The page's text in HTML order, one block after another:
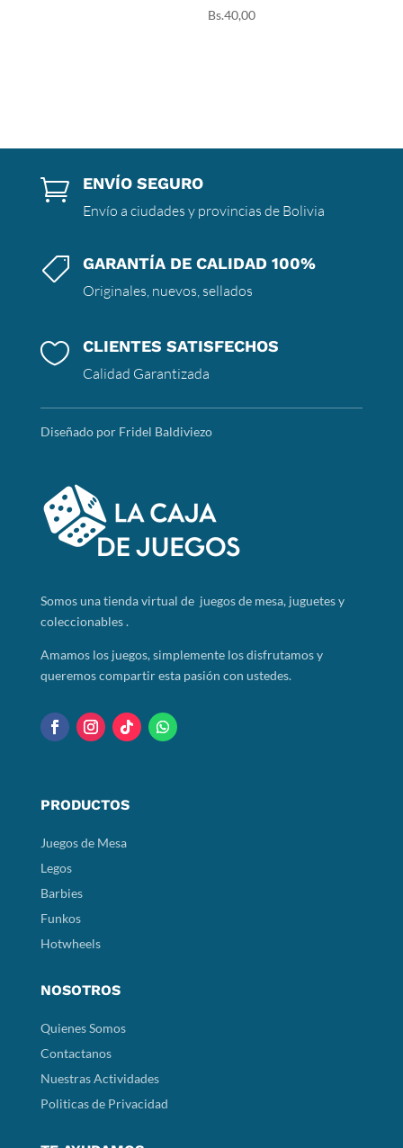
Bs.40,00
 ENVÍO SEGURO
Envío a ciudades y provincias de Bolivia
 GARANTÍA DE CALIDAD 100%
Originales, nuevos, sellados
 CLIENTES SATISFECHOS
Calidad Garantizada
Diseñado por Fridel Baldiviezo
Somosuna tienda virtual de juegos de mesa, juguetes y
coleccionables .
Amamos los juegos, simplemente los disfrutamos y
queremos compartir esta pasión con ustedes.
PRODUCTOS
Juegos de Mesa
Legos
Barbies
Funkos
Hotwheels
NOSOTROS
Quienes Somos
Contactanos
Nuestras Actividades
Politicas de Privacidad